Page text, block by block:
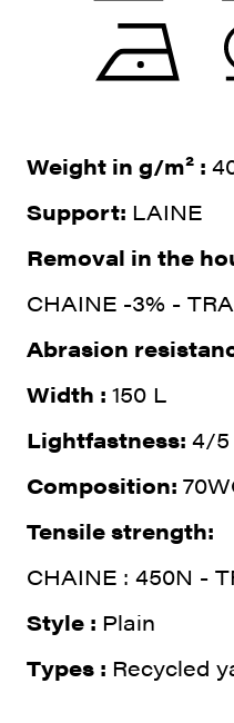
Weight in g/m² :
Support: LAINE
Removal in the
CHAINE -3% -
Abrasion
Width : 150 L
Lightfastness: 4/5
Composition:
Tensile strength:
CHAINE : 450N -
Style : Plain
Types : Recycled